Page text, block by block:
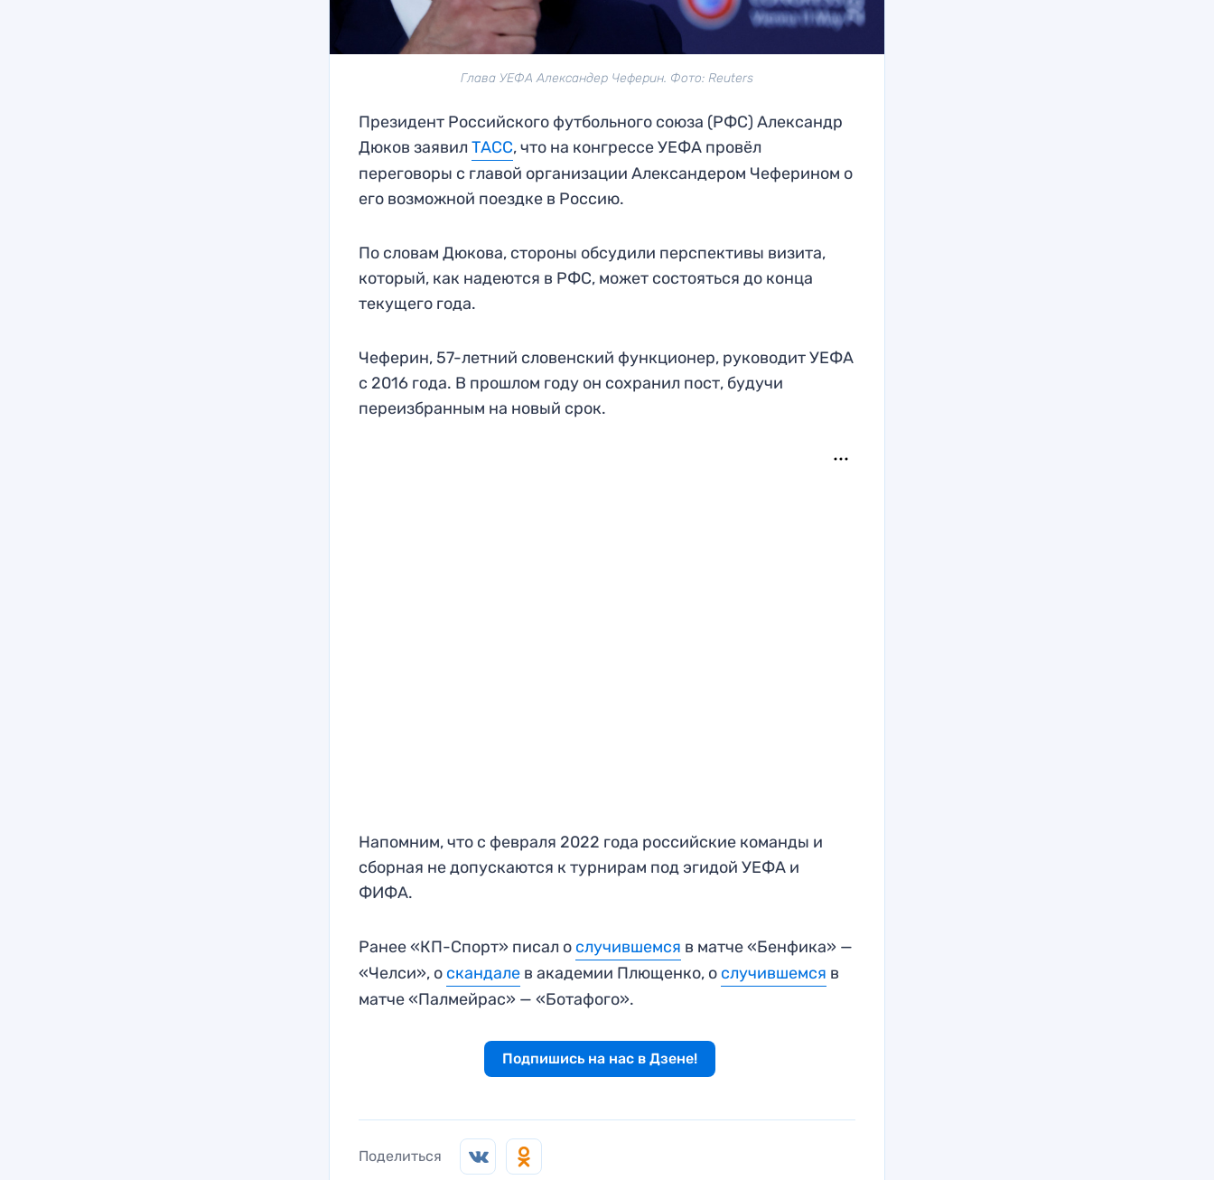
Глава УЕФА Александер Чеферин. Фото: Reuters
Президент Российского футбольного союза (РФС) Александр
Дюков заявилТАСС, что на конгрессе УЕФА провёл
переговоры с главой организации Александером Чеферином о
его возможной поездке в Россию.
По словам Дюкова, стороны обсудили перспективы визита,
который, как надеются в РФС, может состояться до конца
текущего года.
Чеферин, 57-летний словенский функционер, руководит УЕФА
с 2016 года. В прошлом году он сохранил пост, будучи
переизбранным на новый срок.
Напомним, что с февраля 2022 года российские команды и
сборная не допускаются к турнирам под эгидой УЕФА и
ФИФА.
Ранее «КП-Спорт» писал о случившемся в матче «Бенфика» —
«Челси», о скандале в академии Плющенко, о случившемся в
матче «Палмейрас» — «Ботафого».
Подпишись на нас в Дзене!
Поделиться